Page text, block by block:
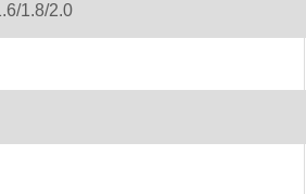
1.8/2.0